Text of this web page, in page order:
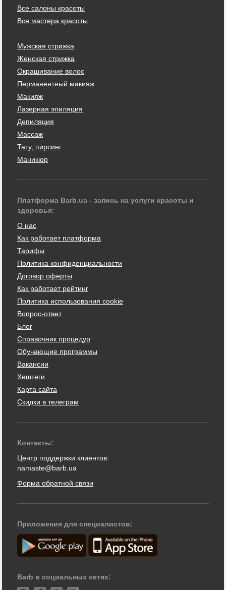
Все салоны красоты
Все мастера красоты
Мужская стрижка
Женская стрижка
Окрашивание волос
Перманентный макияж
Макияж
Лазерная эпиляция
Депиляция
Массаж
Тату, пирсинг
Маникюр
Платформа Barb.ua - запись на услуги красоты и
здоровья:
О нас
Как работает платформа
Тарифы
Политика конфиденциальности
Договор оферты
Как работает рейтинг
Политика использования cookie
Вопрос-ответ
Блог
Справочник процедур
Обучающие программы
Вакансии
Хештеги
Карта сайта
Скидки в телеграм
Контакты:
Центр поддержки клиентов:
namaste@barb.ua
Форма обратной связи
Приложения для специалистов:
Barb в социальных сетях: